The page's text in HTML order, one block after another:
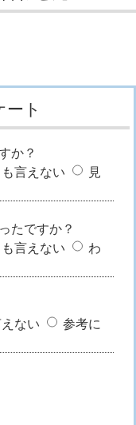
ト
か？
言えない
見
たですか？
言えない
わ
ない
参考に